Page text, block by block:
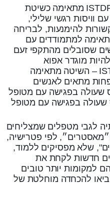
מחשבה אישית לקראת סיום: ISTDP מתאימה כשיטת
וויסות רגשי שלילי,
להימנעות, לבריחה
למתמודדים עם
שסובלים מהתקפי זעם
מוגדר אפוא
כקונטראינדיקציה לטיפול ISTDP – השיטה מתאימה
מתאים לאנשים
שעולה בפגישה עם מטופל
שעולה בפגישה עם מטופל
לגבי מטפלים שמצליחים
לפי פטרישיה,
שלא מפסיקים ללמוד,
חדשות לקחת את
למקומות יותר טובים
להכחדה מוחלטת של